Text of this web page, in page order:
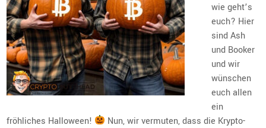
wie geht’s
euch? Hier
sind Ash
und Booker
und wir
wünschen
euch allen
ein
fröhliches Halloween!
Nun, wir vermuten, dass die Krypto-